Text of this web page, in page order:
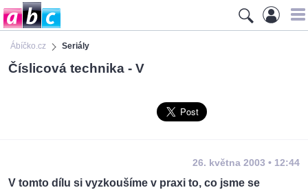
Ábíčko.cz Seriály
Číslicová technika - V
26. května 2003 • 12:44
V tomto dílu si vyzkoušíme v praxi to, co jsme se